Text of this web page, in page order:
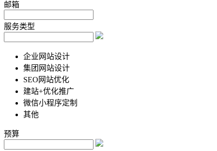
邮箱
服务类型
企业网站设计
集团网站设计
SEO网站优化
建站+优化推广
微信小程序定制
其他
预算